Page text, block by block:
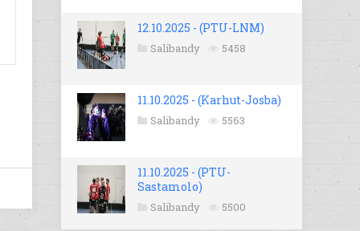
12.10.2025 - (PTU-LNM)
Salibandy 5458
11.10.2025 - (Karhut-Josba)
Salibandy 5563
11.10.2025 - (PTU-
Sastamolo)
Salibandy 5500